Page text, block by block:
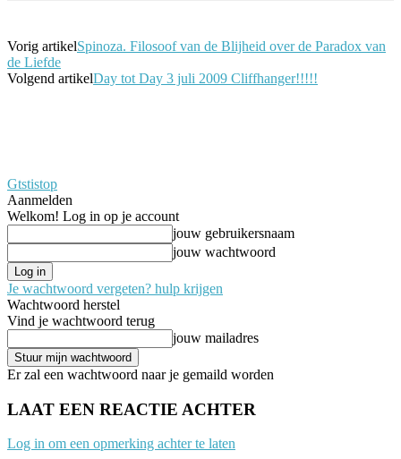
Vorig artikelSpinoza. Filosoof van de Blijheid over de Paradox van
de Liefde
Volgend artikelDay tot Day 3 juli 2009 Cliffhanger!!!!!
Gtstistop
Aanmelden
Welkom! Log in op je account
jouw gebruikersnaam
jouw wachtwoord
Je wachtwoord vergeten? hulp krijgen
Wachtwoord herstel
Vind je wachtwoord terug
jouw mailadres
Er zal een wachtwoord naar je gemaild worden
LAAT EEN REACTIE ACHTER
Log in om een opmerking achter te laten